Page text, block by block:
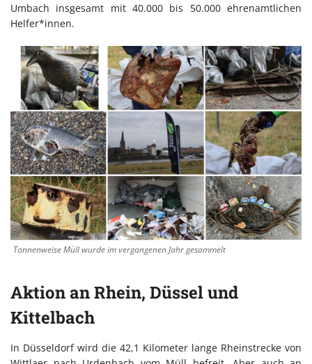
Umbach insgesamt mit 40.000 bis 50.000 ehrenamtlichen
Helfer*innen.
Tonnenweise Müll wurde im vergangenen Jahr gesammelt
Aktion an Rhein, Düssel und
Kittelbach
In Düsseldorf wird die 42,1 Kilometer lange Rheinstrecke von